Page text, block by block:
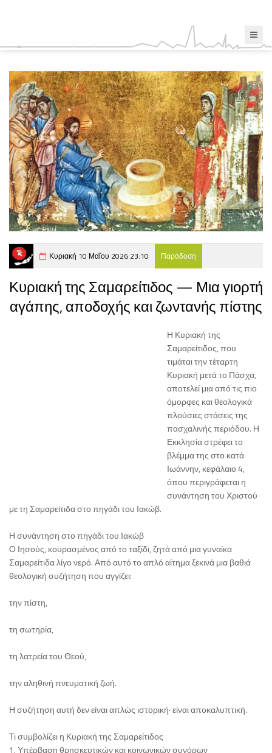
Κυριακή 10 Μαΐου 2026 23:10 Παράδοση
Κυριακή της Σαμαρείτιδος — Μια γιορτή
αγάπης, αποδοχής και ζωντανής πίστης
Η Κυριακή της
Σαμαρείτιδος, που
τιμάται την τέταρτη
Κυριακή μετά το Πάσχα,
αποτελεί μια από τις πιο
όμορφες και θεολογικά
πλούσιες στάσεις της
πασχαλινής περιόδου. Η
Εκκλησία στρέφει το
βλέμμα της στο κατά
Ιωάννην, κεφάλαιο 4,
όπου περιγράφεται η
συνάντηση του Χριστού
με τη Σαμαρείτιδα στο πηγάδι του Ιακώβ.
Η συνάντηση στο πηγάδι του Ιακώβ
Ο Ιησούς, κουρασμένος από το ταξίδι, ζητά από μια γυναίκα
Σαμαρείτιδα λίγο νερό. Από αυτό το απλό αίτημα ξεκινά μια βαθιά
θεολογική συζήτηση που αγγίζει:
την πίστη,
τη σωτηρία,
τη λατρεία του Θεού,
την αληθινή πνευματική ζωή.
Η συζήτηση αυτή δεν είναι απλώς ιστορική· είναι αποκαλυπτική.
Τι συμβολίζει η Κυριακή της Σαμαρείτιδος
1. Υπέρβαση θρησκευτικών και κοινωνικών συνόρων